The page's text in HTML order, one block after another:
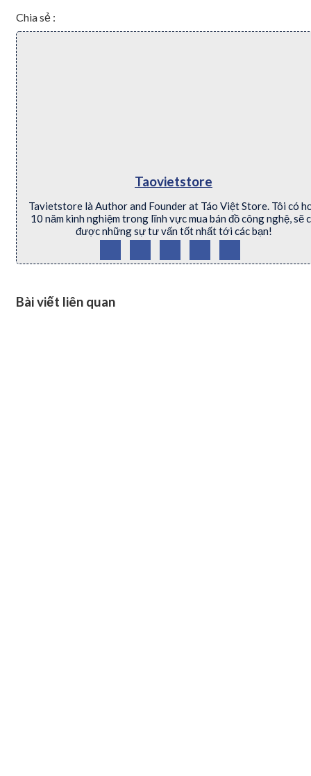
Chia sẻ :
Taovietstore
Tavietstore là Author and Founder at Táo Việt Store. Tôi có
10 năm kinh nghiệm trong lĩnh vực mua bán đồ công nghệ, sẽ
được những sự tư vấn tốt nhất tới các bạn!
Bài viết liên quan